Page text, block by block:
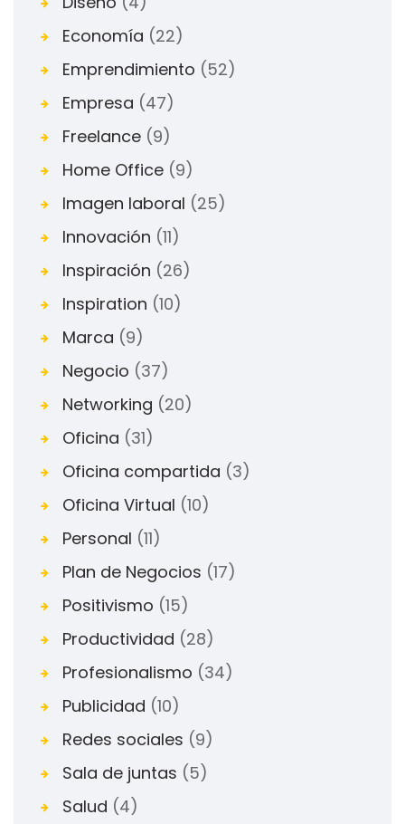
Economía (22)
Emprendimiento (52)
Empresa (47)
Freelance (9)
Home Office (9)
Imagen laboral (25)
Innovación (11)
Inspiración (26)
Inspiration (10)
Marca (9)
Negocio (37)
Networking (20)
Oficina (31)
Oficina compartida (3)
Oficina Virtual (10)
Personal (11)
Plan de Negocios (17)
Positivismo (15)
Productividad (28)
Profesionalismo (34)
Publicidad (10)
Redes sociales (9)
Sala de juntas (5)
Salud (4)